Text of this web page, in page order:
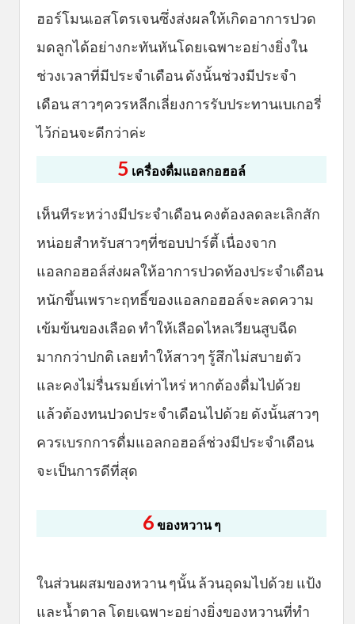
ฮอร์โมนเอสโตรเจนซึ่งส่งผลให้เกิดอาการปวด
มดลูกได้อย่างกะทันหันโดยเฉพาะอย่างยิ่งใน
ช่วงเวลาที่มีประจำเดือน ดังนั้นช่วงมีประจำ
เดือน สาวๆควรหลีกเลี่ยงการรับประทานเบเกอรี่
ไว้ก่อนจะดีกว่าค่ะ
5 เครื่องดื่มแอลกอฮอล์
เห็นทีระหว่างมีประจำเดือน คงต้องลดละเลิกสัก
หน่อยสำหรับสาวๆที่ชอบปาร์ตี้ เนื่องจาก
แอลกอฮอล์ส่งผลให้อาการปวดท้องประจำเดือน
หนักขึ้นเพราะฤทธิ์ของแอลกอฮอล์จะลดความ
เข้มข้นของเลือด ทำให้เลือดไหลเวียนสูบฉีด
มากกว่าปกติ เลยทำให้สาวๆ รู้สึกไม่สบายตัว
และคงไม่รื่นรมย์เท่าไหร่ หากต้องดื่มไปด้วย
แล้วต้องทนปวดประจำเดือนไปด้วย ดังนั้นสาวๆ
ควรเบรกการดื่มแอลกอฮอล์ช่วงมีประจำเดือน
จะเป็นการดีที่สุด
6 ของหวาน ๆ
ในส่วนผสมของหวาน ๆนั้น ล้วนอุดมไปด้วย แป้ง
และน้ำตาล โดยเฉพาะอย่างยิ่งของหวานที่ทำ